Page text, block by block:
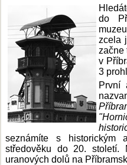
do
zcela
začne
v
3
První
seznámíte s historickým
středověku do 20. století.
uranových dolů na